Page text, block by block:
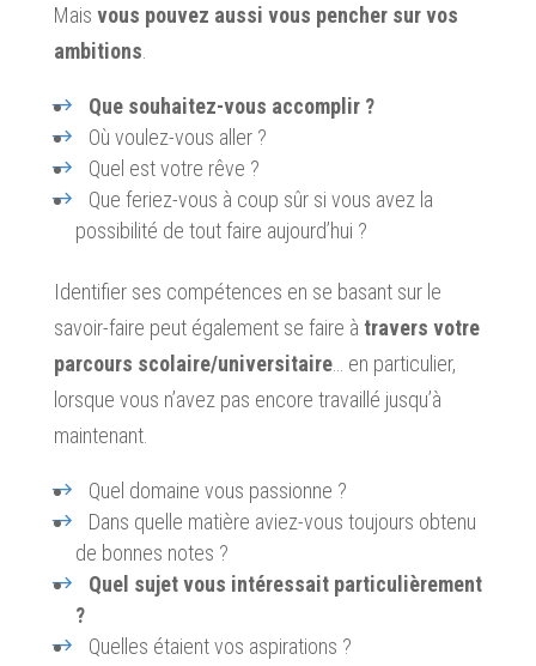
Mais vous pouvez aussi vous pencher sur vos
ambitions
Que souhaitez-vous accomplir ?
Où voulez-vous aller ?
Quel est votre rêve ?
Que feriez-vous à coup sûr si vous avez la
possibilité de tout faire aujourd’hui ?
Identifier ses compétences en se basant sur le
savoir-faire peut également se faire à travers votre
parcours scolaire/universitaire… en particulier,
lorsque vous n’avez pas encore travaillé jusqu’à
maintenant.
Quel domaine vous passionne ?
Dans quelle matière aviez-vous toujours obtenu
de bonnes notes ?
Quel sujet vous intéressait particulièrement
?
Quelles étaient vos aspirations ?